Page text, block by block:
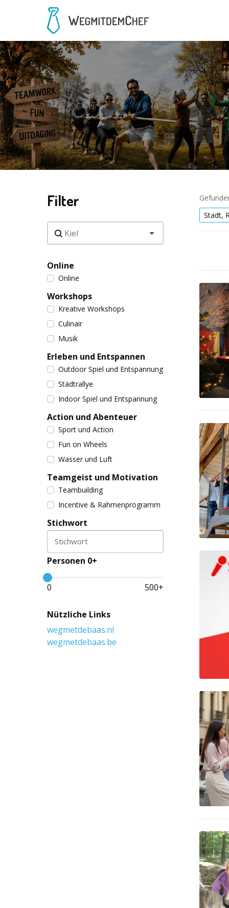
Filter
Online
Online
Workshops
Kreative Workshops
Culinair
Musik
Erleben und Entspannen
Outdoor Spiel und Entspannung
Städtrallye
Indoor Spiel und Entspannung
Action und Abenteuer
Sport und Action
Fun on Wheels
Wasser und Luft
Teamgeist und Motivation
Teambuilding
Incentive & Rahmenprogramm
Stichwort
Stichwort
Personen 0+
0 500+
Nützliche Links
wegmetdebaas.nl
wegmetdebaas.be
Stadt,